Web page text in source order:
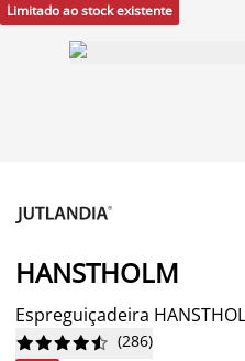
Limitado ao stock existente
HANSTHOLM
Espreguiçadeira





 (286)